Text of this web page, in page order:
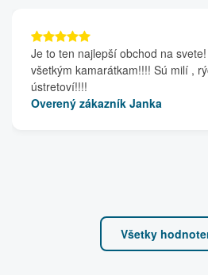
Je to ten najlepší obchod na
všetkým kamarátkam!!!! Sú milí ,
ústretoví!!!!
Overený zákazník Janka
Všetky